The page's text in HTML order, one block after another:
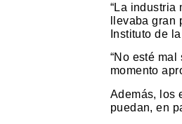
“La industria
llevaba
Instituto de
“No esté
momento
Además, los
puedan, en